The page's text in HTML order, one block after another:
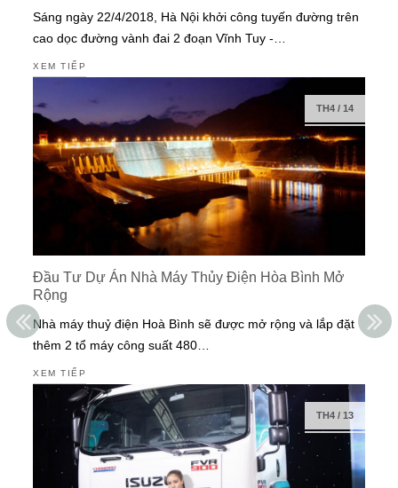
Sáng ngày 22/4/2018, Hà Nội khởi công tuyến đường trên
cao dọc đường vành đai 2 đoạn Vĩnh Tuy -…
XEM TIẾP
TH4/ 14
Đầu Tư Dự Án Nhà Máy Thủy Điện Hòa Bình Mở
Rộng
Nhà máy thuỷ điện Hoà Bình sẽ được mở rộng và lắp đặt
thêm 2 tổ máy công suất 480…
XEM TIẾP
TH4/ 13